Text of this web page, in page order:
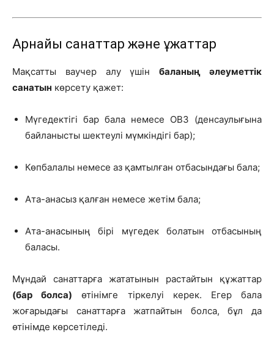
Арнайы санаттар және құжаттар
Мақсатты ваучер алу үшінбаланың әлеуметтік
санатын көрсету қажет:
Мүгедектігі бар бала немесе ОВЗ (денсаулығына
байланысты шектеулі мүмкіндігі бар);
Көпбалалы немесе аз қамтылған отбасындағы бала;
Ата-анасыз қалған немесе жетім бала;
Ата-анасының бірі мүгедек болатын отбасының
баласы.
Мұндай санаттарға жататынын растайтын құжаттар
(бар болса) өтінімге тіркелуі керек. Егер бала
жоғарыдағы санаттарға жатпайтын болса, бұл да
өтінімде көрсетіледі.